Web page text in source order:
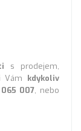
s prodejem,
Vám kdykoliv
007, nebo